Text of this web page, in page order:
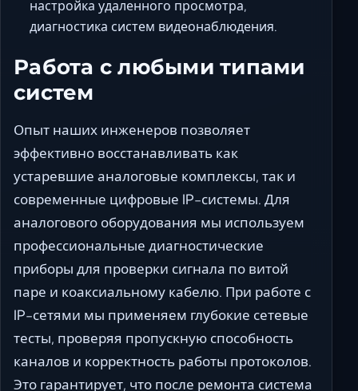
настройка удаленного просмотра,
диагностика систем видеонаблюдения.
Работа с любыми типами
систем
Опыт наших инженеров позволяет
эффективно восстанавливать как
устаревшие аналоговые комплексы, так и
современные цифровые IP-системы. Для
аналогового оборудования мы используем
профессиональные диагностические
приборы для проверки сигнала по витой
паре и коаксиальному кабелю. При работе с
IP-сетями мы применяем глубокие сетевые
тесты, проверяя пропускную способность
каналов и корректность работы протоколов.
Это гарантирует, что после ремонта система